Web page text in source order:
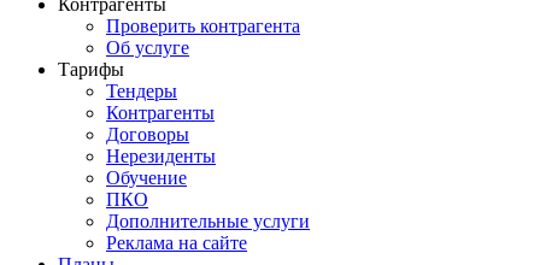
Контрагенты
Проверить контрагента
Об услуге
Тарифы
Тендеры
Контрагенты
Договоры
Нерезиденты
Обучение
ПКО
Дополнительные услуги
Реклама на сайте